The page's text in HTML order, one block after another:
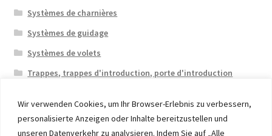
Wir verwenden Cookies, um Ihr Browser-Erlebnis zu verbessern,
personalisierte Anzeigen oder Inhalte bereitzustellen und
unseren Datenverkehr zu analysieren. Indem Sie auf „Alle
Systèmes de charnières
Systèmes de guidage
Systèmes de volets
Trappes, trappes d'introduction, porte d'introduction